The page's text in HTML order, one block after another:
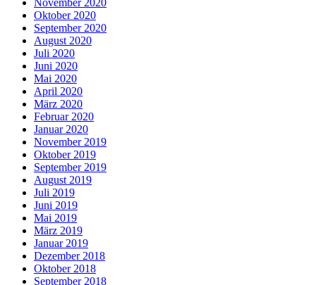
November 2020
Oktober 2020
September 2020
August 2020
Juli 2020
Juni 2020
Mai 2020
April 2020
März 2020
Februar 2020
Januar 2020
November 2019
Oktober 2019
September 2019
August 2019
Juli 2019
Juni 2019
Mai 2019
März 2019
Januar 2019
Dezember 2018
Oktober 2018
September 2018